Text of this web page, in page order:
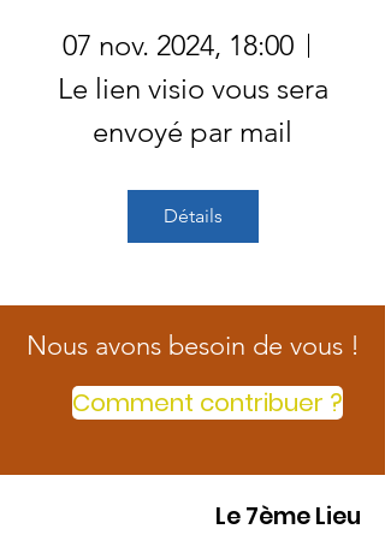
07 nov. 2024, 18:00
Le lien visio vous sera
envoyé par mail
Détails
Nous avons besoin de vous !
Comment contribuer ?
Le 7ème Lieu